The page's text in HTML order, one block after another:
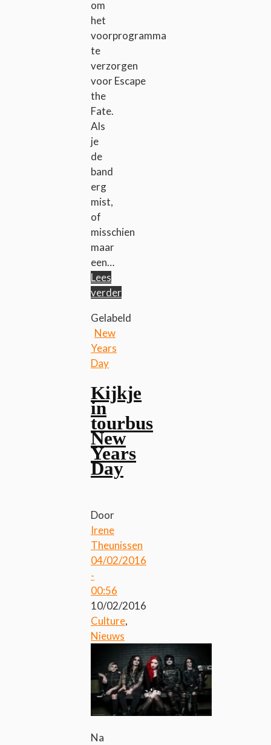
om
het
voorprogramma
te
verzorgen
voor Escape
the
Fate.
Als
je
de
band
erg
mist,
of
misschien
maar
een…
Lees
verder
Gelabeld
New
Years
Day
Kijkje
in
tourbus
New
Years
Day
Door
Irene
Theunissen
04/02/2016
-
00:56
10/02/2016
Culture,
Nieuws
Na